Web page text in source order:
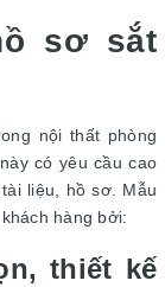
sơ sắt
nội thất phòng
có yêu cầu cao
liệu, hồ sơ. Mẫu
hàng bởi:
thiết kế